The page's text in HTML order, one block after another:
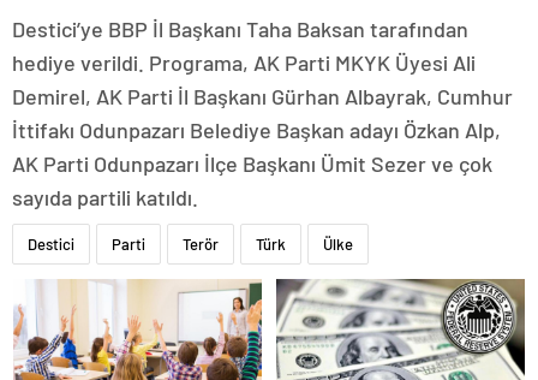
Destici’ye BBP İl Başkanı Taha Baksan tarafından
hediye verildi. Programa, AK Parti MKYK Üyesi Ali
Demirel, AK Parti İl Başkanı Gürhan Albayrak, Cumhur
İttifakı Odunpazarı Belediye Başkan adayı Özkan Alp,
AK Parti Odunpazarı İlçe Başkanı Ümit Sezer ve çok
sayıda partili katıldı.
Destici Parti Terör Türk Ülke